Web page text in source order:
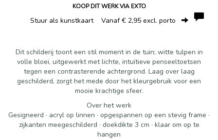
KOOP DIT WERK VIA EXTO
Stuur als kunstkaart Vanaf € 2,95 excl. porto
Dit schilderij toont een stil moment in de tuin; witte tulpen in
volle bloei, uitgewerkt met lichte, intuïtieve penseeltoetsen
tegen een contrasterende achtergrond. Laag over laag
geschilderd, zorgt het mede door het kleurgebruik voor een
mooie krachtige sfeer.
Over het werk
Gesigneerd · acryl op linnen · opgespannen op een stevig frame ·
zijkanten meegeschilderd · doekdikte 3 cm · klaar om op te
hangen